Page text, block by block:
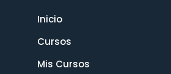
Inicio
Cursos
Mis Cursos